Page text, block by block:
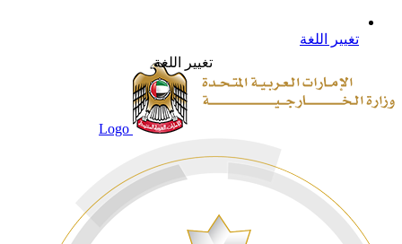
تغيير اللغة
تغيير اللغة
Logo